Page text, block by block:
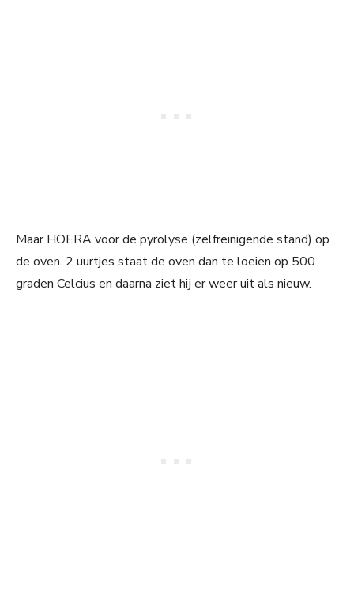
Maar HOERA voor de pyrolyse (zelfreinigende stand) op
de oven. 2 uurtjes staat de oven dan te loeien op 500
graden Celcius en daarna ziet hij er weer uit als nieuw.